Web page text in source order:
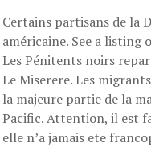
Certains partisans de la
américaine. See a
Les Pénitents noirs
Le Miserere. Les
la majeure partie de la
Pacific. Attention, il est
elle n’a jamais ete